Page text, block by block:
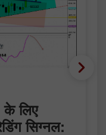
लिए
सिग्नल: